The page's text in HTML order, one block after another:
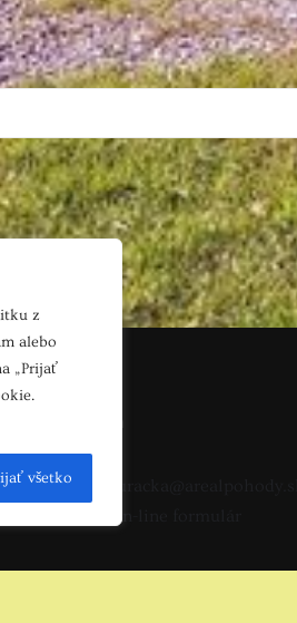
z
alebo
„Prijať
všetko
email:penzionuracka@arealpohody.sk
on-line formulár